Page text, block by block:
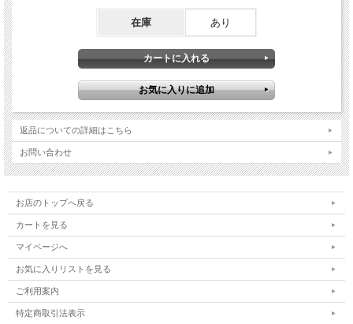
在庫 あり
返品についての詳細はこちら
お問い合わせ
お店のトップへ戻る
カートを見る
マイページへ
お気に入りリストを見る
ご利用案内
特定商取引法表示